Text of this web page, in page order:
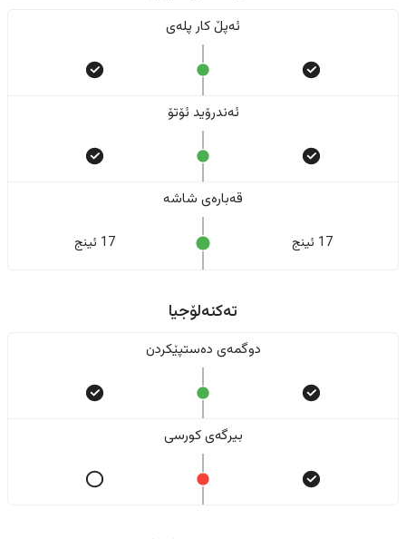
ئەپڵ کار پلەی
ئەندرۆید ئۆتۆ
قەبارەی شاشە
17 ئینج 17 ئینج
تەکنەلۆجیا
دوگمەی دەستپێکردن
بیرگەی کورسی